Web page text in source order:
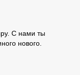
С нами ты
нового.